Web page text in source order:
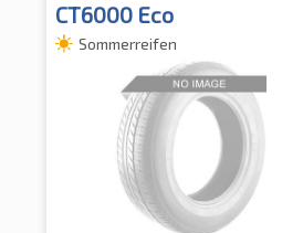
CT6000 Eco
Sommerreifen